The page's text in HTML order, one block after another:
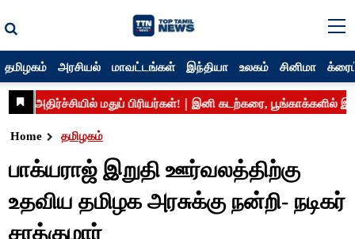
தமிழகம் அரசியல் மாவட்டங்கள் இந்தியா உலகம் சினிமா
Home தமிழகம்
பாக்யராஜ் இறுதி ஊர்வலத்திற்கு
உதவிய தமிழக அரசுக்கு நன்றி- நடிகர்
சரத்குமார்